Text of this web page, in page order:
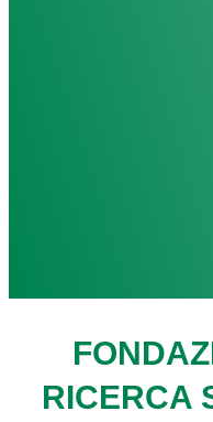
RICERCA